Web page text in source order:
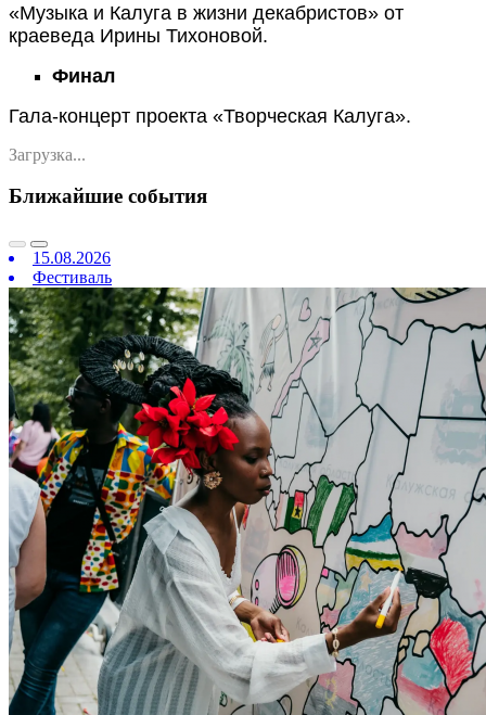
«Музыка и Калуга в жизни декабристов» от
краеведа Ирины Тихоновой.
Финал
Гала-концерт проекта «Творческая Калуга».
Загрузка...
Ближайшие события
15.08.2026
Фестиваль